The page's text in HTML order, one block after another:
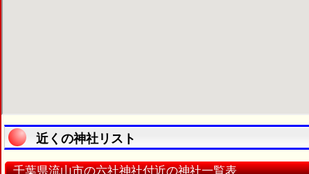
近くの神社リスト
千葉県流山市の六社神社付近の神社一覧表